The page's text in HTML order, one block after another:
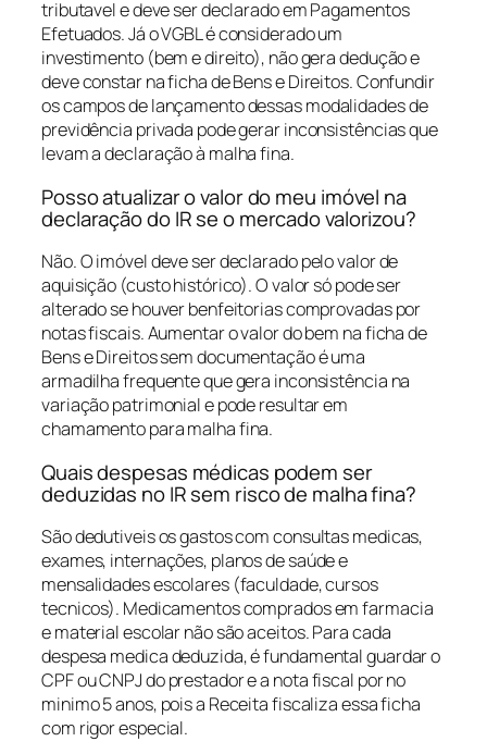
tributavel e deve ser declarado em Pagamentos
Efetuados. Já o VGBL é considerado um
investimento (bem e direito), não gera dedução e
deve constar na ficha de Bens e Direitos. Confundir
os campos de lançamento dessas modalidades de
previdência privada pode gerar inconsistências que
levam a declaração à malha fina.
Posso atualizar o valor do meu imóvel na
declaração do IR se o mercado valorizou?
Não. O imóvel deve ser declarado pelo valor de
aquisição (custo histórico). O valor só pode ser
alterado se houver benfeitorias comprovadas por
notas fiscais. Aumentar o valor do bem na ficha de
Bens e Direitos sem documentação é uma
armadilha frequente que gera inconsistência na
variação patrimonial e pode resultar em
chamamento para malha fina.
Quais despesas médicas podem ser
deduzidas no IR sem risco de malha fina?
São dedutiveis os gastos com consultas medicas,
exames, internações, planos de saúde e
mensalidades escolares (faculdade, cursos
tecnicos). Medicamentos comprados em farmacia
e material escolar não são aceitos. Para cada
despesa medica deduzida, é fundamental guardar o
CPF ou CNPJ do prestador e a nota fiscal por no
minimo 5 anos, pois a Receita fiscaliza essa ficha
com rigor especial.